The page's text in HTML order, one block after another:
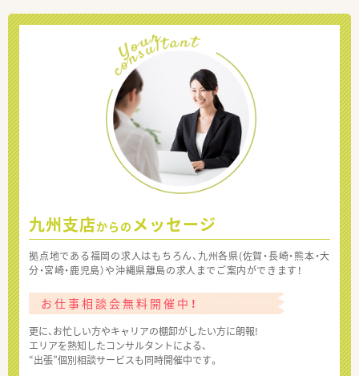
九州支店からの メッセージ
拠点地である福岡の求人はもちろん、九州各県(佐賀・長崎・熊本・大
分・宮崎・鹿児島）や沖縄県離島の求人までご案内ができます！
お仕事相談会無料開催中！
更に、お忙しい方やキャリアの棚卸がしたい方に朗報!
エリアを熟知したコンサルタントによる、
“出張”個別相談サービスも同時開催中です。